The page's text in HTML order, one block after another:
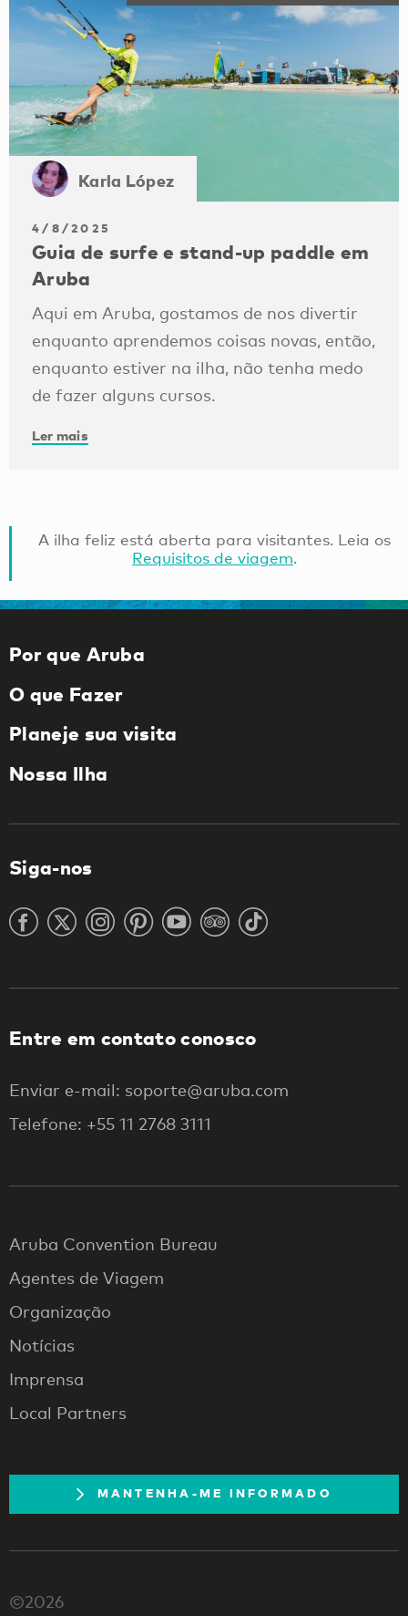
Karla López
4/8/2025
Guia de surfe e stand-up paddle em
Aruba
Aqui em Aruba, gostamos de nos divertir
enquanto aprendemos coisas novas, então,
enquanto estiver na ilha, não tenha medo
de fazer alguns cursos.
Ler mais
A ilha feliz está aberta para visitantes. Leia os
Requisitos de viagem.
Por que Aruba
O que Fazer
Planeje sua visita
Nossa Ilha
Siga-nos
Entre em contato conosco
Enviar e-mail: soporte@aruba.com
Telefone: +55 11 2768 3111
Aruba Convention Bureau
Agentes de Viagem
Organização
Notícias
Imprensa
Local Partners
MANTENHA-ME INFORMADO
©2026